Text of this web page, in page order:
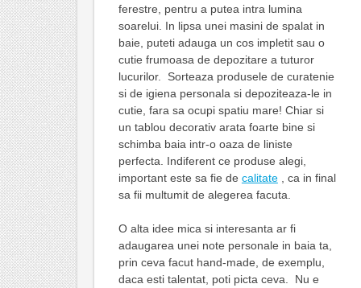
ferestre, pentru a putea intra lumina
soarelui. In lipsa unei masini de spalat in
baie, puteti adauga un cos impletit sau o
cutie frumoasa de depozitare a tuturor
lucurilor. Sorteaza produsele de curatenie
si de igiena personala si depoziteaza-le in
cutie, fara sa ocupi spatiu mare! Chiar si
un tablou decorativ arata foarte bine si
schimba baia intr-o oaza de liniste
perfecta. Indiferent ce produse alegi,
important este sa fie de calitate, ca in final
sa fii multumit de alegerea facuta.
O alta idee mica si interesanta ar fi
adaugarea unei note personale in baia ta,
prin ceva facut hand-made, de exemplu,
daca esti talentat, poti picta ceva. Nu e